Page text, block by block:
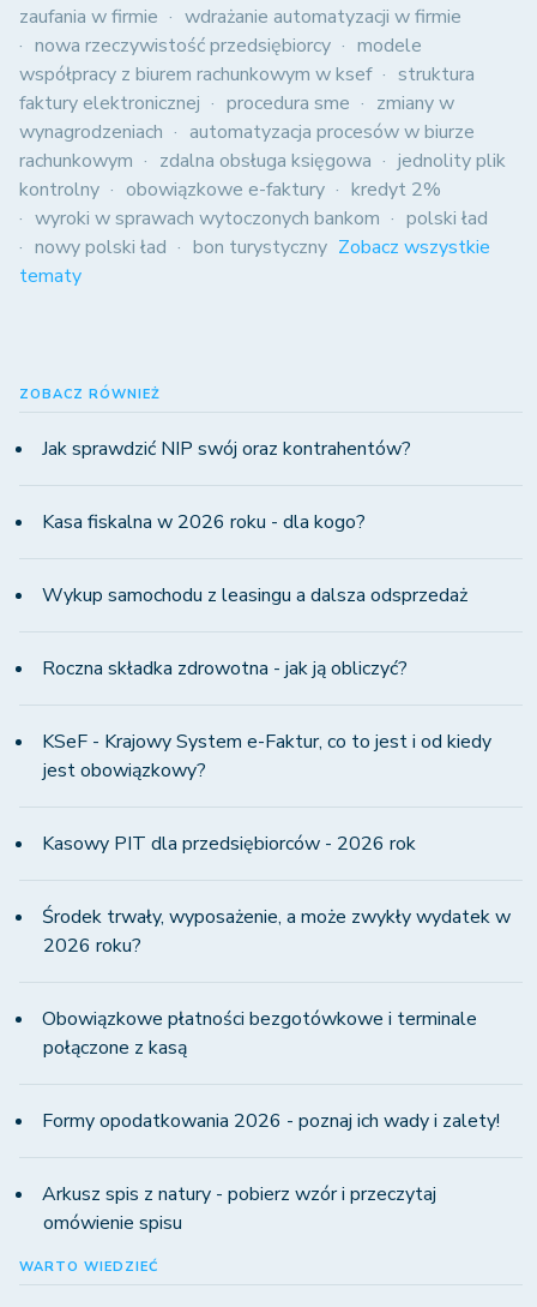
zaufania w firmie
wdrażanie automatyzacji w firmie
nowa rzeczywistość przedsiębiorcy
modele
współpracy z biurem rachunkowym w ksef
struktura
faktury elektronicznej
procedura sme
zmiany w
wynagrodzeniach
automatyzacja procesów w biurze
rachunkowym
zdalna obsługa księgowa
jednolity plik
kontrolny
obowiązkowe e-faktury
kredyt 2%
wyroki w sprawach wytoczonych bankom
polski ład
nowy polski ład
bon turystyczny Zobacz wszystkie
tematy
ZOBACZ RÓWNIEŻ
Jak sprawdzić NIP swój oraz kontrahentów?
Kasa fiskalna w 2026 roku - dla kogo?
Wykup samochodu z leasingu a dalsza odsprzedaż
Roczna składka zdrowotna - jak ją obliczyć?
KSeF - Krajowy System e-Faktur, co to jest i od kiedy
jest obowiązkowy?
Kasowy PIT dla przedsiębiorców - 2026 rok
Środek trwały, wyposażenie, a może zwykły wydatek w
2026 roku?
Obowiązkowe płatności bezgotówkowe i terminale
połączone z kasą
Formy opodatkowania 2026 - poznaj ich wady i zalety!
Arkusz spis z natury - pobierz wzór i przeczytaj
omówienie spisu
WARTO WIEDZIEĆ